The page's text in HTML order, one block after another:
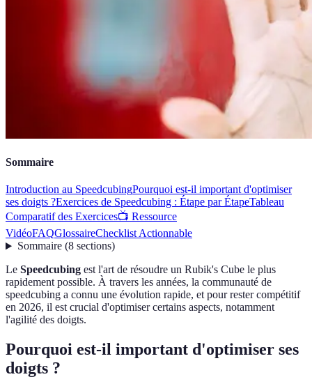
Sommaire
Introduction au SpeedcubingPourquoi est-il important d'optimiser
ses doigts ?Exercices de Speedcubing : Étape par ÉtapeTableau
Comparatif des Exercices📺 Ressource
VidéoFAQGlossaireChecklist Actionnable
Sommaire(8 sections)
Le Speedcubing est l'art de résoudre un Rubik's Cube le plus
rapidement possible. À travers les années, la communauté de
speedcubing a connu une évolution rapide, et pour rester compétitif
en 2026, il est crucial d'optimiser certains aspects, notamment
l'agilité des doigts.
Pourquoi est-il important d'optimiser ses
doigts ?